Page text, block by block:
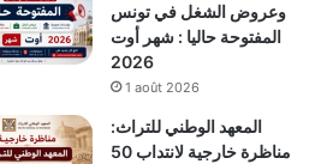
وعروض الشغل في تونس
المفتوحة حاليا : شهر أوت
2026
1 août 2026
المعهد الوطني للتراث:
مناظرة خارجية لانتداب 50